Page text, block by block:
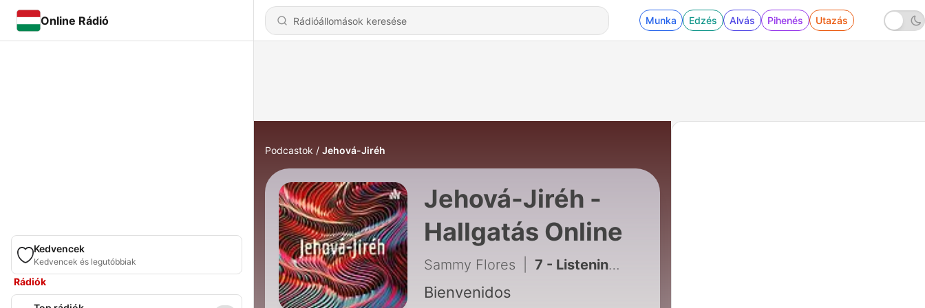
Online Rádió Munka Edzés Alvás Pihenés Utazás
Kedvencek
Kedvencek és legutóbbiak
Rádiók
Podcastok Jehová-Jiréh
Jehová-Jiréh -
Hallgatás Online
Sammy Flores 7 - Listening activity
Bienvenidos